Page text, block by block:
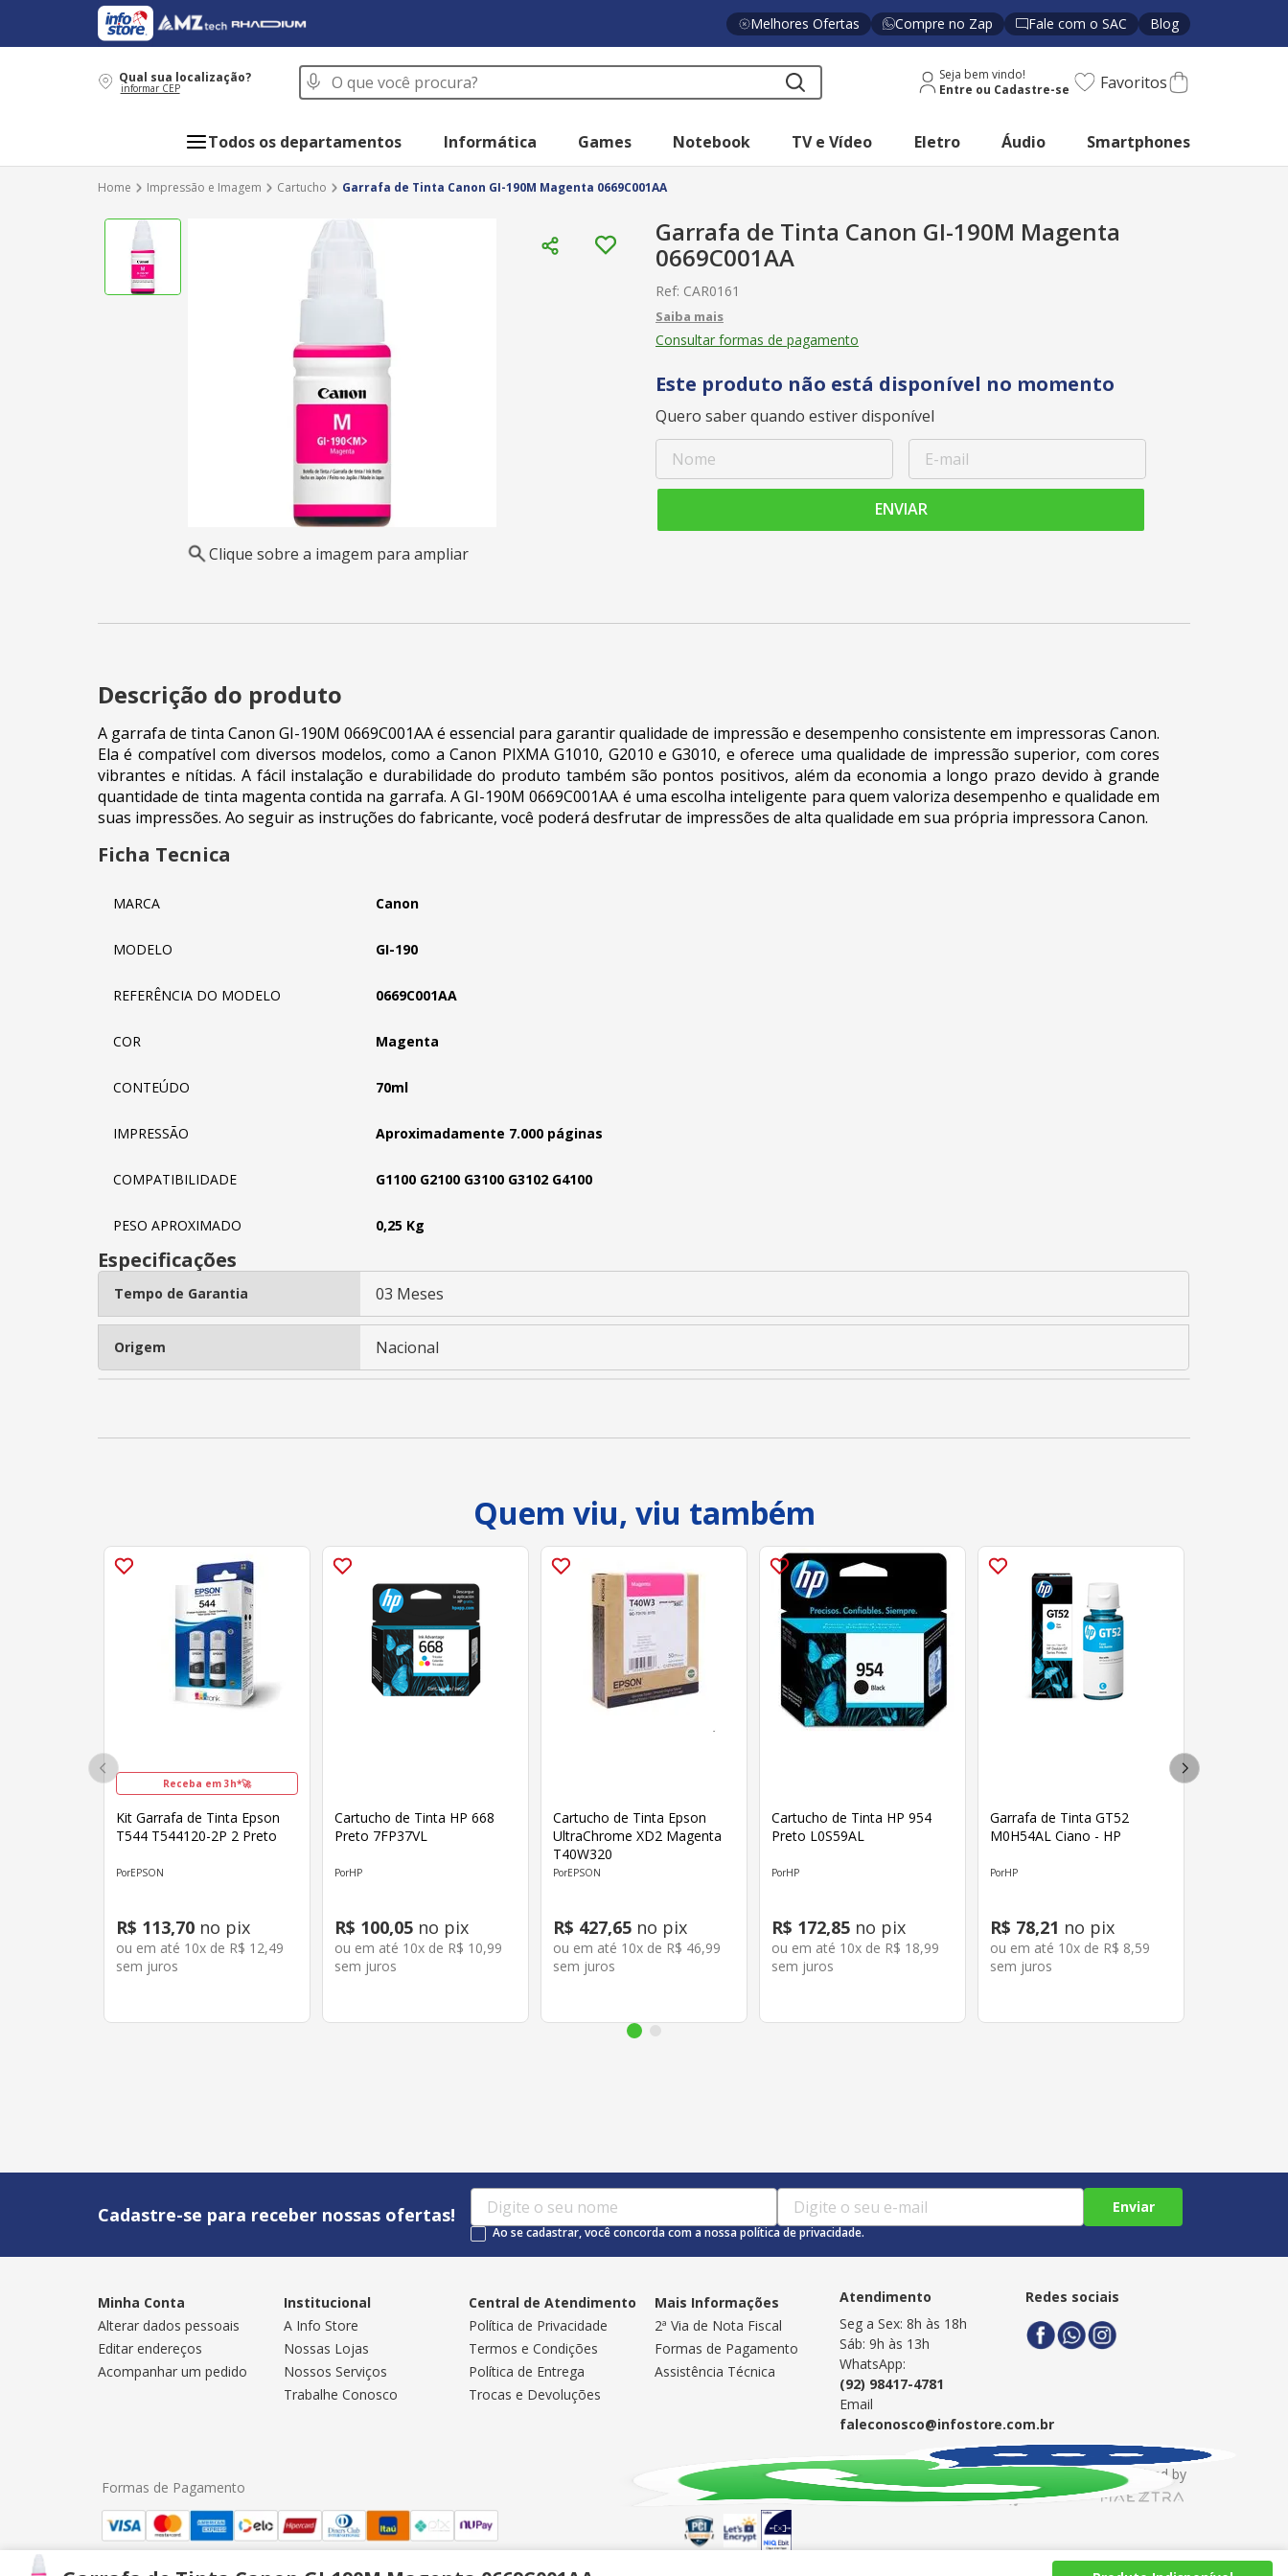
Melhores Ofertas Compre no Zap Fale com o SAC Blog
Qual sua localização?
informar CEP
O que você procura? Seja bem vindo! Favoritos
Todos os departamentos Informática Games Notebook TV e Vídeo Eletro Áudio Smartphones
Impressão e Imagem Cartucho Garrafa de Tinta Canon GI-190M Magenta 0669C001AA
Clique sobre a imagem para ampliar
Garrafa de Tinta Canon GI-190M Magenta
0669C001AA
Ref: CAR0161
Consultar formas de pagamento
Este produto não está disponível no momento
Quero saber quando estiver disponível
ENVIAR
Descrição do produto
A garrafa de tinta Canon GI-190M 0669C001AA é essencial para garantir qualidade de impressão e desempenho consistente em impressoras Canon.
Ela é compatível com diversos modelos, como a Canon PIXMA G1010, G2010 e G3010, e oferece uma qualidade de impressão superior, com cores
vibrantes e nítidas. A fácil instalação e durabilidade do produto também são pontos positivos, além da economia a longo prazo devido à grande
quantidade de tinta magenta contida na garrafa. A GI-190M 0669C001AA é uma escolha inteligente para quem valoriza desempenho e qualidade em
suas impressões. Ao seguir as instruções do fabricante, você poderá desfrutar de impressões de alta qualidade em sua própria impressora Canon.
Ficha Tecnica
MARCA Canon
MODELO GI-190
REFERÊNCIA DO MODELO 0669C001AA
COR Magenta
CONTEÚDO 70ml
IMPRESSÃO Aproximadamente 7.000 páginas
COMPATIBILIDADE G1100 G2100 G3100 G3102 G4100
PESO APROXIMADO 0,25 Kg
Especificações
Tempo de Garantia 03 Meses
Origem Nacional
Quem viu, viu também
Receba em 3h*🚀
Kit Garrafa de Tinta Epson
T544 T544120-2P 2 Preto
EPSON
R$ 113,70 no pix
ou em até 10x de R$ 12,49
sem juros
Cartucho de Tinta HP 668
Preto 7FP37VL
HP
R$ 100,05 no pix
ou em até 10x de R$ 10,99
sem juros
Cartucho de Tinta Epson
UltraChrome XD2 Magenta
T40W320
EPSON
R$ 427,65 no pix
ou em até 10x de R$ 46,99
sem juros
Cartucho de Tinta HP 954
Preto L0S59AL
HP
R$ 172,85 no pix
ou em até 10x de R$ 18,99
sem juros
Garrafa de Tinta GT52
M0H54AL Ciano - HP
HP
R$ 78,21 no pix
ou em até 10x de R$ 8,59
sem juros
Cadastre-se para receber nossas ofertas! Enviar
Ao se cadastrar, você concorda com a nossa política de privacidade.
Minha Conta
Alterar dados pessoais
Editar endereços
Acompanhar um pedido
Institucional
A Info Store
Nossas Lojas
Nossos Serviços
Trabalhe Conosco
Central de Atendimento
Política de Privacidade
Termos e Condições
Política de Entrega
Trocas e Devoluções
Mais Informações
2ª Via de Nota Fiscal
Formas de Pagamento
Assistência Técnica
Atendimento
Seg a Sex: 8h às 18h
Sáb: 9h às 13h
WhatsApp:
(92) 98417-4781
Email
faleconosco@infostore.com.br
Redes sociais
Formas de Pagamento Selos de Segurança
Developed by